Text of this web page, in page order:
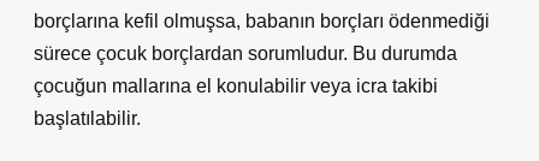
borçlarına kefil olmuşsa, babanın borçları ödenmediği
sürece çocuk borçlardan sorumludur. Bu durumda
çocuğun mallarına el konulabilir veya icra takibi
başlatılabilir.